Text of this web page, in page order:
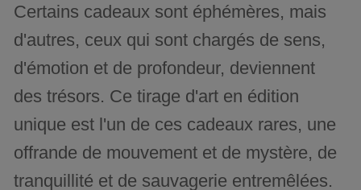
Certains cadeaux sont éphémères, mais
d'autres, ceux qui sont chargés de sens,
d'émotion et de profondeur, deviennent
des trésors. Ce tirage d'art en édition
unique est l'un de ces cadeaux rares, une
offrande de mouvement et de mystère, de
tranquillité et de sauvagerie entremêlées.